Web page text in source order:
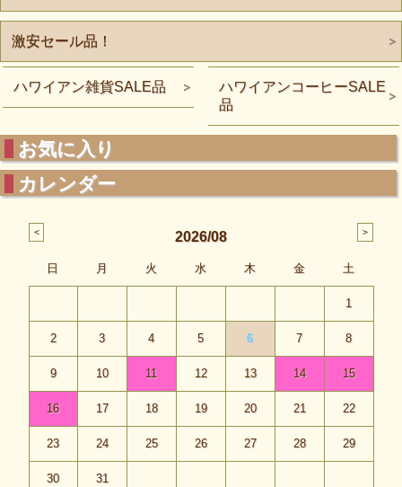
激安セール品！
ハワイアン雑貨SALE品
ハワイアンコーヒーSALE
品
お気に入り
カレンダー
2026/08
日 月 火 水 木 金 土
1
2 3 4 5 6 7 8
9 10 11 12 13 14 15
16 17 18 19 20 21 22
23 24 25 26 27 28 29
30 31